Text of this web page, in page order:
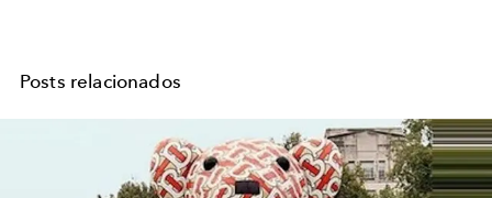
Posts relacionados